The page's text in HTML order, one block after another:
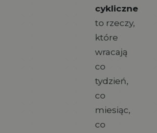
cykliczne
to rzeczy,
które
wracają
co
tydzień,
co
miesiąc,
co